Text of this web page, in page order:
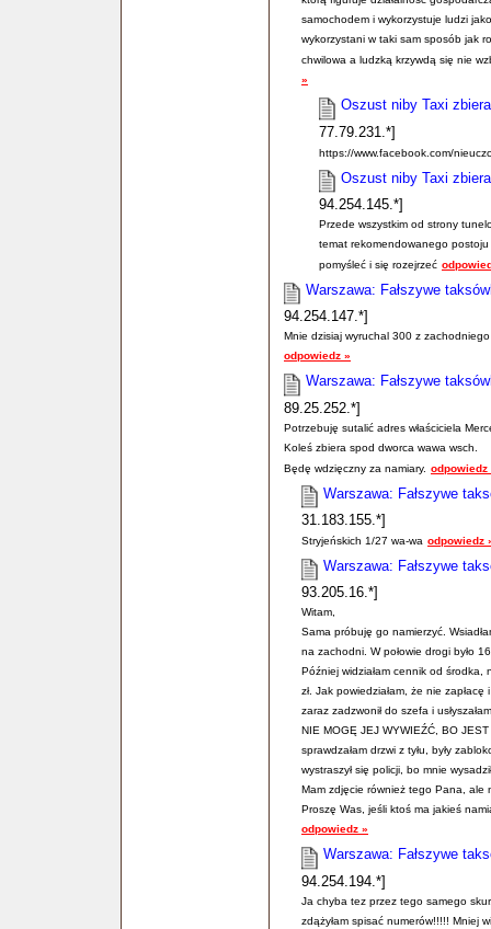
samochodem i wykorzystuje ludzi
wykorzystani w taki sam sposób jak
chwilowa a ludzką krzywdą się nie
»
Oszust niby Taxi
77.79.231.*]
https://www.facebook.com/
Oszust niby Taxi
94.254.145.*]
Przede wszystkim od strony
temat rekomendowanego
pomyśleć i się rozejrzeć
Warszawa: Fałszywe
94.254.147.*]
Mnie dzisiaj wyruchal 300 z
odpowiedz »
Warszawa: Fałszywe
89.25.252.*]
Potrzebuję sutalić adres właściciela
Koleś zbiera spod dworca wawa wsch.
Będę wdzięczny za namiary. odpowiedz
Warszawa: Fałszywe
31.183.155.*]
Stryjeńskich 1/27 wa-wa odpowiedz
Warszawa: Fałszywe
93.205.16.*]
Witam,
Sama próbuję go namierzyć.
na zachodni. W połowie drogi było
Później widziałam cennik od środka,
zł. Jak powiedziałam, że nie
zaraz zadzwonił do szefa i
NIE MOGĘ JEJ WYWIEŹĆ, BO
sprawdzałam drzwi z tyłu, były
wystraszył się policji, bo mnie
Mam zdjęcie również tego Pana, ale
Proszę Was, jeśli ktoś ma jakieś
odpowiedz »
Warszawa: Fałszywe
94.254.194.*]
Ja chyba tez przez tego samego
zdążyłam spisać numerów!!!!! Mniej